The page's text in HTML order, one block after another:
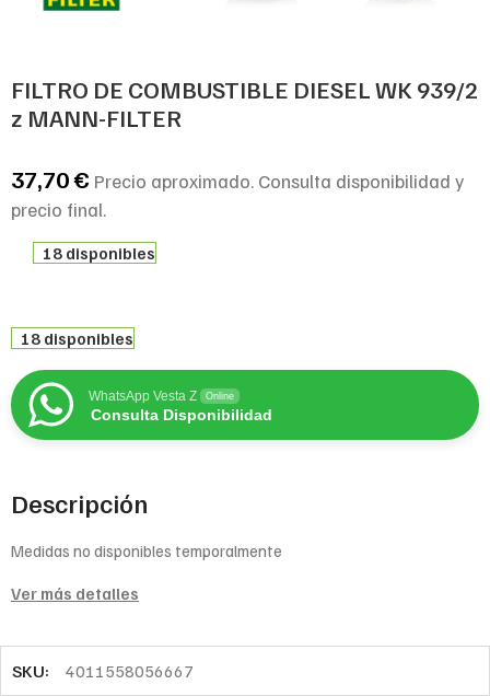
FILTRO DE COMBUSTIBLE DIESEL WK 939/2
z MANN-FILTER
37,70€ Precio aproximado. Consulta disponibilidad y
precio final.
18 disponibles
18 disponibles
WhatsApp Vesta Z Online
Consulta Disponibilidad
Descripción
Medidas no disponibles temporalmente
Ver más detalles
SKU: 4011558056667